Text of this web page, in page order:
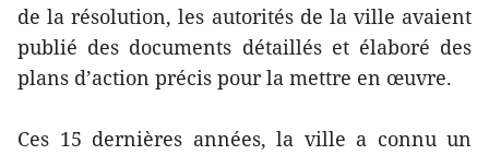
de la résolution, les autorités de la ville avaient
publié des documents détaillés et élaboré des
plans d’action précis pour la mettre en œuvre.
Ces 15 dernières années, la ville a connu un